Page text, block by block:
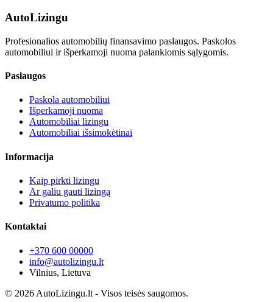
AutoLizingu
Profesionalios automobilių finansavimo paslaugos. Paskolos
automobiliui ir išperkamoji nuoma palankiomis sąlygomis.
Paslaugos
Paskola automobiliui
Išperkamoji nuoma
Automobiliai lizingu
Automobiliai išsimokėtinai
Informacija
Kaip pirkti lizingu
Ar galiu gauti lizingą
Privatumo politika
Kontaktai
+370 600 00000
info@autolizingu.lt
Vilnius, Lietuva
© 2026 AutoLizingu.lt - Visos teisės saugomos.